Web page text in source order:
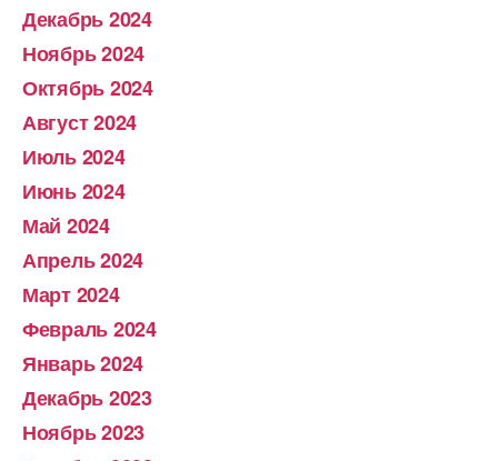
Декабрь 2024
Ноябрь 2024
Октябрь 2024
Август 2024
Июль 2024
Июнь 2024
Май 2024
Апрель 2024
Март 2024
Февраль 2024
Январь 2024
Декабрь 2023
Ноябрь 2023